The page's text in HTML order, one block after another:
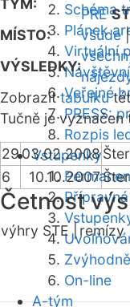
Schéma
Plánek
Virtuální
Veřejné
PRESS:
Rozpis
Vstupenky
On-line
A-tým
TÝM:
PRE
MÍSTO:
všude
VÝSLEDKY:
Zobrazittabulku
Tučně je vyznačen
2903.02.2008
6
10.10.2007
Četnost
výhry STE | remízy |